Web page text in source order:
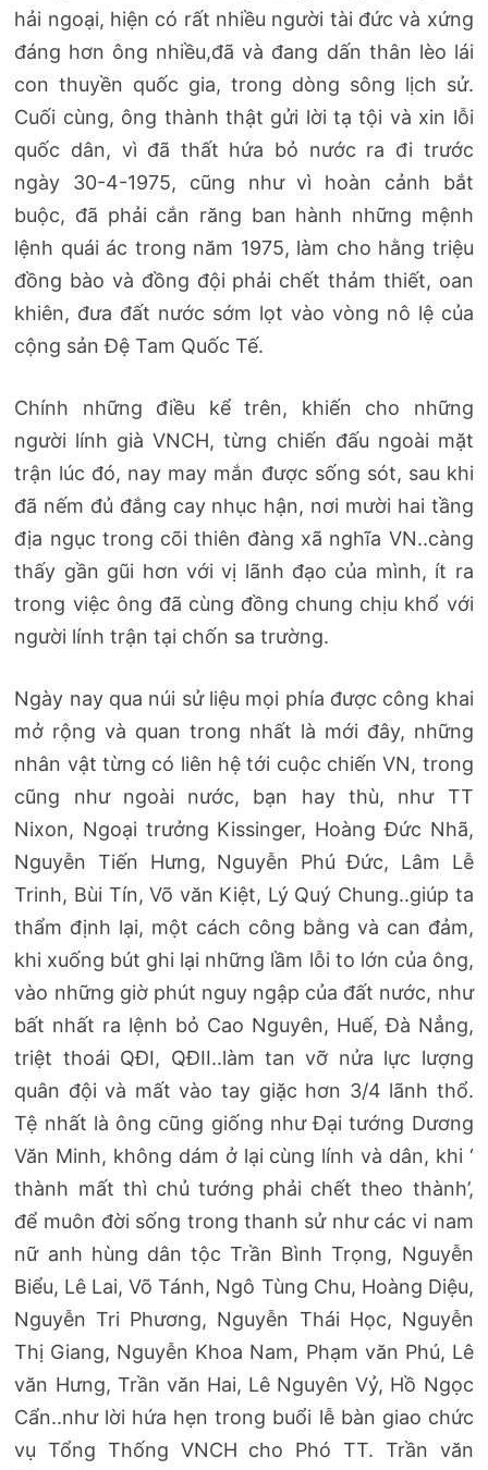
hải ngoại, hiện có rất nhiều người tài đức và xứng
đáng hơn ông nhiều,đã và đang dấn thân lèo lái
con thuyền quốc gia, trong dòng sông lịch sử.
Cuối cùng, ông thành thật gửi lời tạ tội và xin lỗi
quốc dân, vì đã thất hứa bỏ nước ra đi trước
ngày 30-4-1975, cũng như vì hoàn cảnh bắt
buộc, đã phải cắn răng ban hành những mệnh
lệnh quái ác trong năm 1975, làm cho hằng triệu
đồng bào và đồng đội phải chết thảm thiết, oan
khiên, đưa đất nước sớm lọt vào vòng nô lệ của
cộng sản Đệ Tam Quốc Tế.
Chính những điều kể trên, khiến cho những
người lính già VNCH, từng chiến đấu ngoài mặt
trận lúc đó, nay may mắn được sống sót, sau khi
đã nếm đủ đắng cay nhục hận, nơi mười hai tầng
địa ngục trong cõi thiên đàng xã nghĩa VN..càng
thấy gần gũi hơn với vị lãnh đạo của mình, ít ra
trong việc ông đã cùng đồng chung chịu khổ với
người lính trận tại chốn sa trường.
Ngày nay qua núi sử liệu mọi phía được công khai
mở rộng và quan trong nhất là mới đây, những
nhân vật từng có liên hệ tới cuộc chiến VN, trong
cũng như ngoài nước, bạn hay thù, như TT
Nixon, Ngoại trưởng Kissinger, Hoàng Đức Nhã,
Nguyễn Tiến Hưng, Nguyễn Phú Đức, Lâm Lễ
Trinh, Bùi Tín, Võ văn Kiệt, Lý Quý Chung..giúp ta
thẩm định lại, một cách công bằng và can đảm,
khi xuống bút ghi lại những lầm lỗi to lớn của ông,
vào những giờ phút nguy ngập của đất nước, như
bất nhất ra lệnh bỏ Cao Nguyên, Huế, Đà Nẳng,
triệt thoái QĐI, QĐII..làm tan vỡ nửa lực lượng
quân đội và mất vào tay giặc hơn 3/4 lãnh thổ.
Tệ nhất là ông cũng giống như Đại tướng Dương
Văn Minh, không dám ở lại cùng lính và dân, khi ‘
thành mất thì chủ tướng phải chết theo thành’,
để muôn đời sống trong thanh sử như các vi nam
nữ anh hùng dân tộc Trần Bình Trọng, Nguyễn
Biểu, Lê Lai, Võ Tánh, Ngô Tùng Chu, Hoàng Diệu,
Nguyễn Tri Phương, Nguyễn Thái Học, Nguyễn
Thị Giang, Nguyễn Khoa Nam, Phạm văn Phú, Lê
văn Hưng, Trần văn Hai, Lê Nguyên Vỷ, Hồ Ngọc
Cẩn..như lời hứa hẹn trong buổi lễ bàn giao chức
vụ Tổng Thống VNCH cho Phó TT. Trần văn